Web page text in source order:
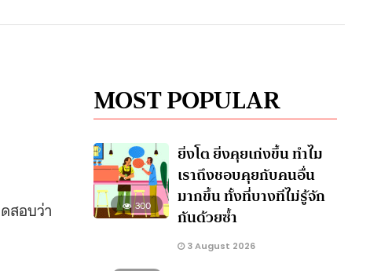
สอบว่า
MOST POPULAR
300
ยิ่งโต ยิ่งคุยเก่งขึ้น ทำไม
เราถึงชอบคุยกับคนอื่น
มากขึ้น ทั้งที่บางทีไม่รู้จัก
กันด้วยซ้ำ
3 August 2026